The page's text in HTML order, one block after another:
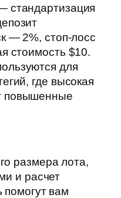
стандартизация
— 2%, стоп-лосс
стоимость $10.
для
где высокая
повышенные
размера лота,
и расчет
вам